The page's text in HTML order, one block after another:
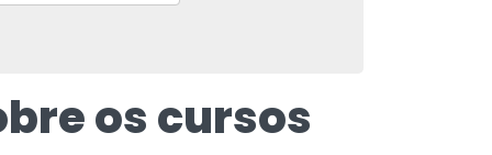
os cursos